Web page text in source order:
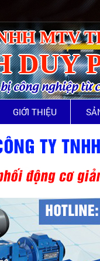
MTV
DUY
công nghiệp từ
GIỚI THIỆU